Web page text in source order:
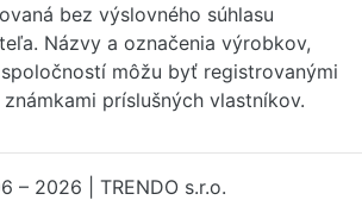
bez výslovného súhlasu
Názvy a označenia výrobkov,
môžu byť registrovanými
príslušných vlastníkov.
– 2026 | TRENDO s.r.o.